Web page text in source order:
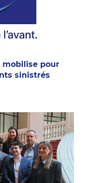
mobilise pour
sinistrés